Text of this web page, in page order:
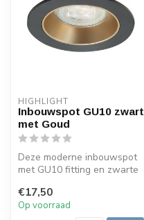
HIGHLIGHT
Inbouwspot GU10 zwart
met Goud
Deze moderne inbouwspot
met GU10 fitting en zwarte
accenten...
€17,50
Op voorraad